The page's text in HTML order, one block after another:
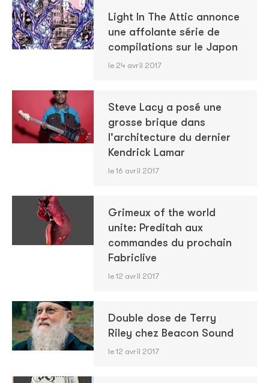
Light In The Attic annonce
une affolante série de
compilations sur le Japon
le 24 avril 2017
Steve Lacy a posé une
grosse brique dans
l'architecture du dernier
Kendrick Lamar
le 16 avril 2017
Grimeux of the world
unite: Preditah aux
commandes du prochain
Fabriclive
le 12 avril 2017
Double dose de Terry
Riley chez Beacon Sound
le 12 avril 2017